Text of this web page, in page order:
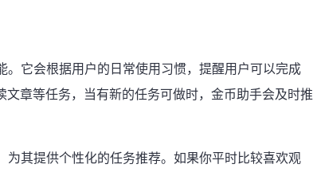
它会根据用户的日常使用习惯，提醒用户可以完成
章等任务，当有新的任务可做时，金币助手会及时推
其提供个性化的任务推荐。如果你平时比较喜欢观